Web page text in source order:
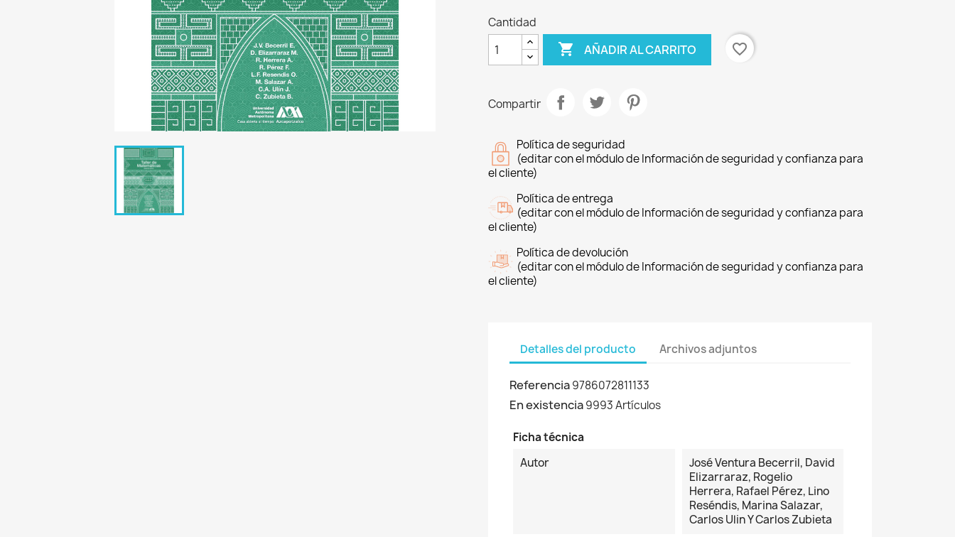
Cantidad
 AÑADIR AL CARRITO favorite_border
Compartir
Política de seguridad
(editar con el módulo de Información de seguridad y confianza para
el cliente)
Política de entrega
(editar con el módulo de Información de seguridad y confianza para
el cliente)
Política de devolución
(editar con el módulo de Información de seguridad y confianza para
el cliente)
Detalles del producto Archivos adjuntos
Referencia9786072811133
En existencia9993 Artículos
Ficha técnica
Autor
José Ventura Becerril, David
Elizarraraz, Rogelio
Herrera, Rafael Pérez, Lino
Reséndis, Marina Salazar,
Carlos Ulin Y Carlos Zubieta